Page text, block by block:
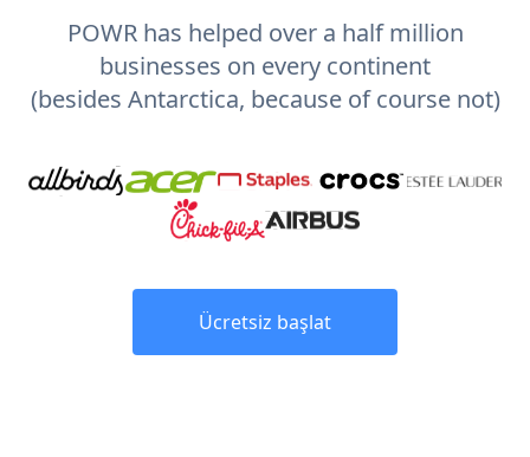
POWR has helped over a half million
businesses on every continent
(besides Antarctica, because of course not)
Ücretsiz başlat